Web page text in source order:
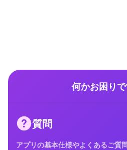
何かお困り
質問
アプリの基本仕様やよくあるご質